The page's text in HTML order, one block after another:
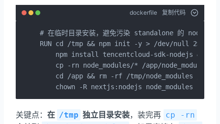
dockerfile 复制代码
# 在临时目录安装，避免污染 standalone 的
RUN cd /tmp && npm init -y > /dev/null 2>&1
    npm install tencentcloud-sdk-nodejs && \
cp -rn node_modules/* /app/node_modules/
cd /app && rm -rf /tmp/node_modules /
    chown -R nextjs:nodejs node_modules
关键点： 在 /tmp 独立目录安装，装完再 cp -rn